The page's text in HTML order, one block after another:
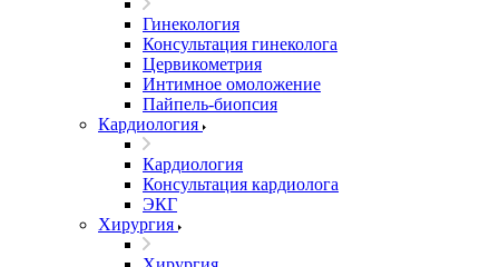
Гинекология
Консультация гинеколога
Цервикометрия
Интимное омоложение
Пайпель-биопсия
Кардиология
Кардиология
Консультация кардиолога
ЭКГ
Хирургия